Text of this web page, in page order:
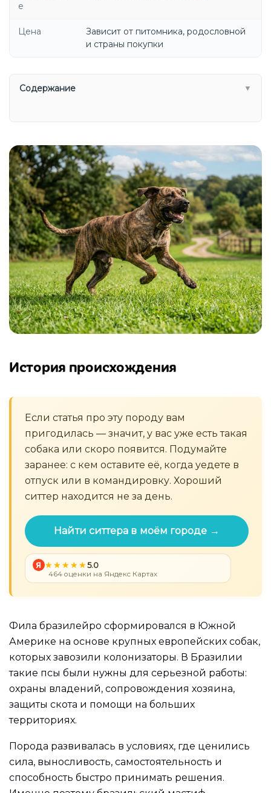
е
Цена
Зависит от питомника, родословной
и страны покупки
Содержание ▼
История происхождения
Если статья про эту породу вам
пригодилась — значит, у вас уже есть такая
собака или скоро появится. Подумайте
заранее: с кем оставите её, когда уедете в
отпуск или в командировку. Хороший
ситтер находится не за день.
Найти ситтера в моём городе →
Я 5.0
464 оценки на Яндекс Картах
Фила бразилейро сформировался в Южной
Америке на основе крупных европейских собак,
которых завозили колонизаторы. В Бразилии
такие псы были нужны для серьезной работы:
охраны владений, сопровождения хозяина,
защиты скота и помощи на больших
территориях.
Порода развивалась в условиях, где ценились
сила, выносливость, самостоятельность и
способность быстро принимать решения.